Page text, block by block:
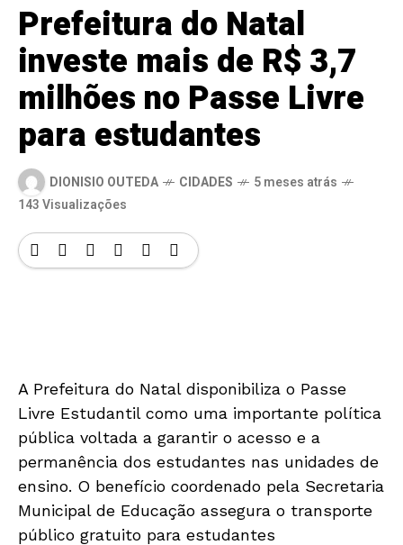
Prefeitura do Natal
investe mais de R$ 3,7
milhões no Passe Livre
para estudantes
DIONISIO OUTEDA CIDADES
5 meses atrás
143 Visualizações
A Prefeitura do Natal disponibiliza o Passe
Livre Estudantil como uma importante política
pública voltada a garantir o acesso e a
permanência dos estudantes nas unidades de
ensino. O benefício coordenado pela Secretaria
Municipal de Educação assegura o transporte
público gratuito para estudantes